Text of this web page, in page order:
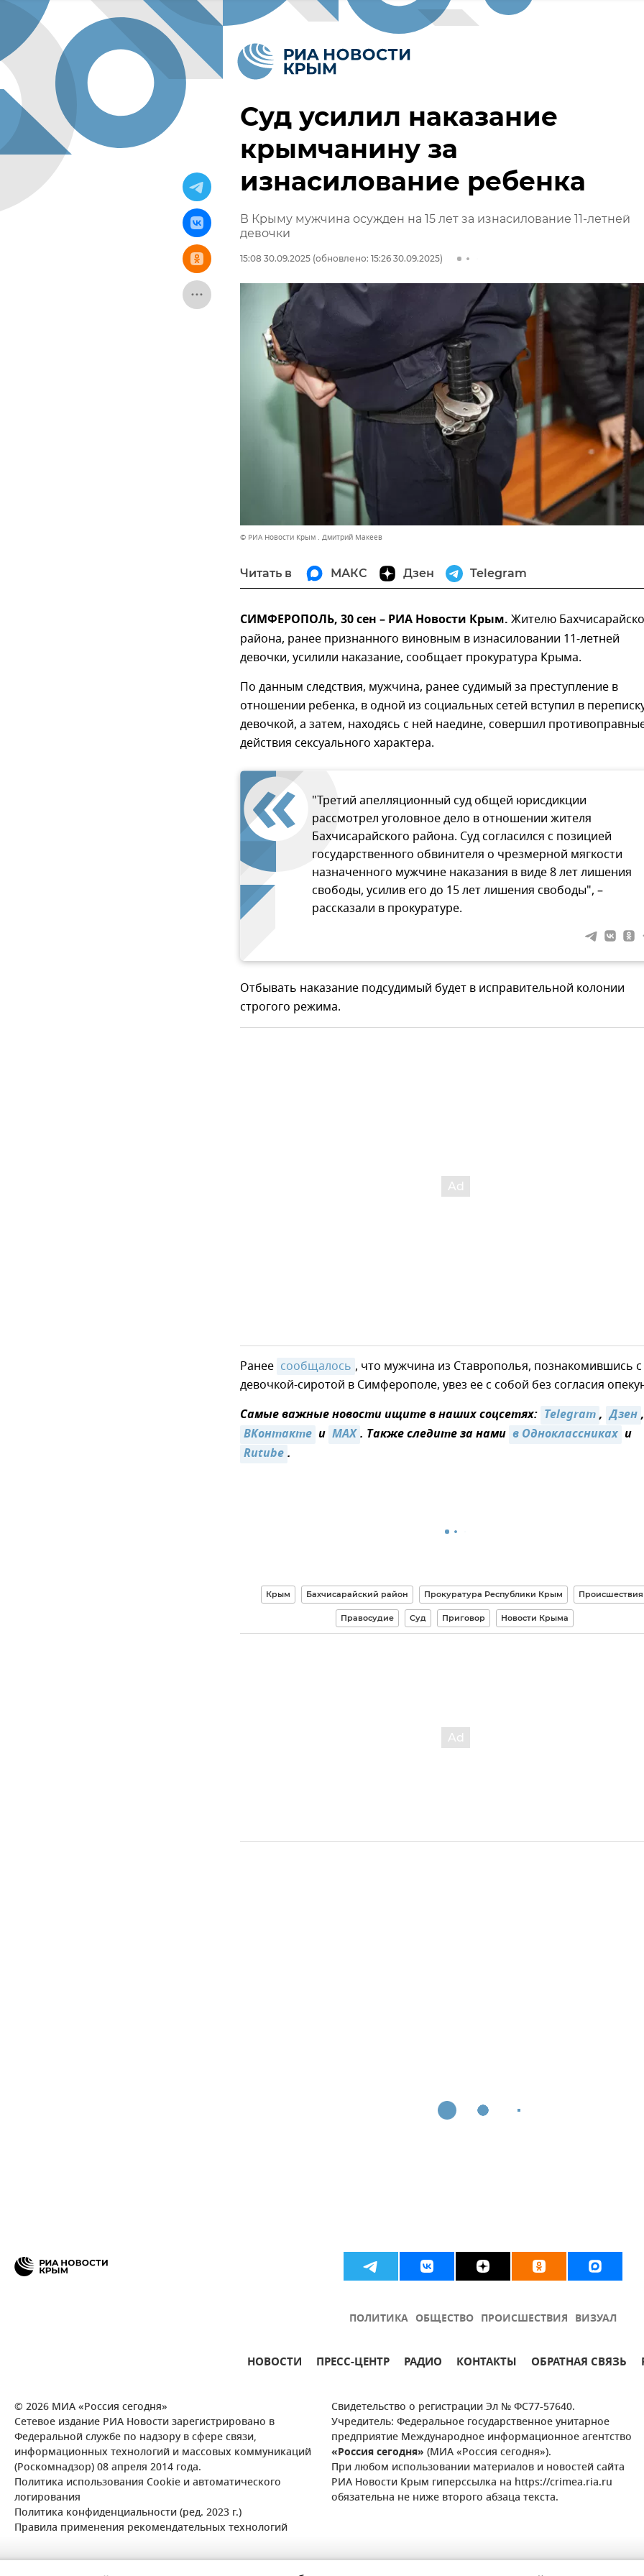
Суд усилил наказание
крымчанину за
изнасилование ребенка
В Крыму мужчина осужден на 15 лет за изнасилование 11-летней
девочки
15:08 30.09.2025 (обновлено: 15:26 30.09.2025)
© РИА Новости Крым . Дмитрий Макеев
Читать в МАКС Дзен Telegram
СИМФЕРОПОЛЬ, 30 сен – РИА Новости Крым. Жителю
района, ранее признанного виновным в изнасиловании 11-летней
девочки, усилили наказание, сообщает прокуратура Крыма.
По данным следствия, мужчина, ранее судимый за преступление в
отношении ребенка, в одной из социальных сетей вступил в
девочкой, а затем, находясь с ней наедине, совершил
действия сексуального характера.
"Третий апелляционный суд общей юрисдикции
рассмотрел уголовное дело в отношении жителя
Бахчисарайского района. Суд согласился с позицией
государственного обвинителя о чрезмерной мягкости
назначенного мужчине наказания в виде 8 лет лишения
свободы, усилив его до 15 лет лишения свободы", –
рассказали в прокуратуре.
Отбывать наказание подсудимый будет в исправительной колонии
строгого режима.
Ранее сообщалось , что мужчина из Ставрополья, познакомившись с
девочкой-сиротой в Симферополе, увез ее с собой без согласия
Самые важные новости ищите в наших соцсетях: Telegram, Дзен,
ВКонтакте и MAX. Также следите за нами в Одноклассниках и
Rutube.
Крым Бахчисарайский район Прокуратура Республики Крым Происшествия
Правосудие Суд Приговор Новости Крыма
ПОЛИТИКА ОБЩЕСТВО ПРОИСШЕСТВИЯ ВИЗУАЛ
НОВОСТИ ПРЕСС-ЦЕНТР РАДИО КОНТАКТЫ ОБРАТНАЯ СВЯЗЬ
© 2026 МИА «Россия сегодня»
Сетевое издание РИА Новости зарегистрировано в
Федеральной службе по надзору в сфере связи,
информационных технологий и массовых коммуникаций
(Роскомнадзор) 08 апреля 2014 года.
Политика использования Cookie и автоматического
логирования
Политика конфиденциальности (ред. 2023 г.)
Правила применения рекомендательных технологий
Свидетельство о регистрации Эл № ФС77-57640.
Учредитель: Федеральное государственное унитарное
предприятие Международное информационное агентство
«Россия сегодня» (МИА «Россия сегодня»).
При любом использовании материалов и новостей сайта
РИА Новости Крым гиперссылка на https://crimea.ria.ru
обязательна не ниже второго абзаца текста.